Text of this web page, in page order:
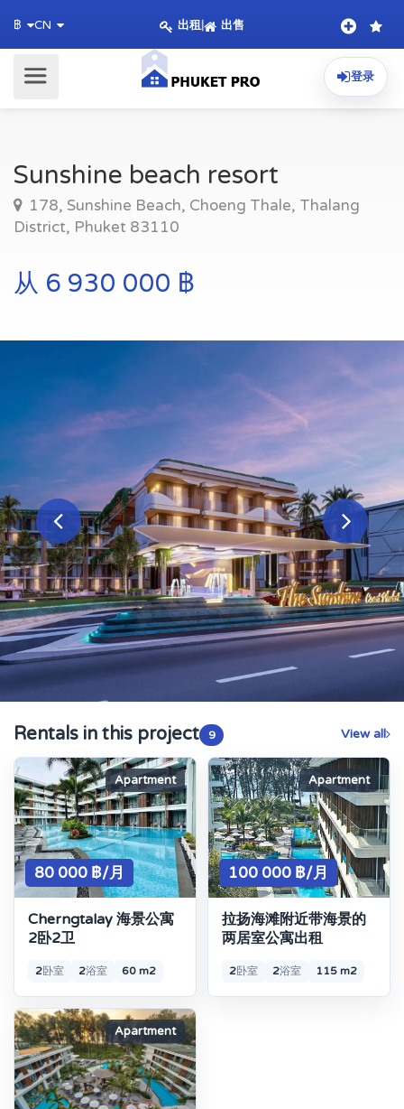
฿ CN 出租| 出售
登录
Sunshine beach resort
178, Sunshine Beach, Choeng Thale, Thalang
District, Phuket 83110
从 6 930 000 ฿
Rentals in this project 9 View all
Apartment
80 000 ฿/月
Cherngtalay 海景公寓
2卧2卫
2卧室 2浴室 60 m2
Apartment
100 000 ฿/月
拉扬海滩附近带海景的
两居室公寓出租
2卧室 2浴室 115 m2
Apartment